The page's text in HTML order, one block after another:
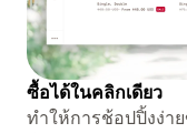
ซื้อได้ในคลิกเดียว
ทำให้การช้อปปิ้งง่า